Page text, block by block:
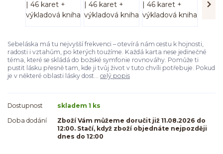
Sebeláska má tu nejvyšší frekvenci – otevírá nám cestu k hojnosti,
radosti i vztahům, po kterých toužíme. Každá karta nese jedinečné
téma, které se skládá do božské symfonie rovnováhy. Pomůže ti
pustit lásku přesně tam, kde ji tvůj život v tuto chvíli potřebuje. Pokud
je v některé oblasti lásky dost... celý popis
Dostupnost
skladem 1 ks
Doba dodání
Zboží Vám můžeme doručit již 11.08.2026 do
12:00. Stačí, když zboží objednáte nejpozději
dnes do 12:00